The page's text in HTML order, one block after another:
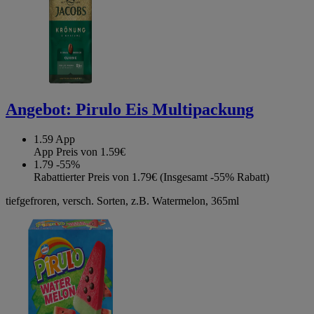
Angebot: Pirulo Eis Multipackung
1.59 App
App Preis von 1.59€
1.79 -55%
Rabattierter Preis von 1.79€ (Insgesamt -55% Rabatt)
tiefgefroren, versch. Sorten, z.B. Watermelon, 365ml